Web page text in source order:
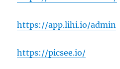
https://app.lihi.io/admin
https://picsee.io/